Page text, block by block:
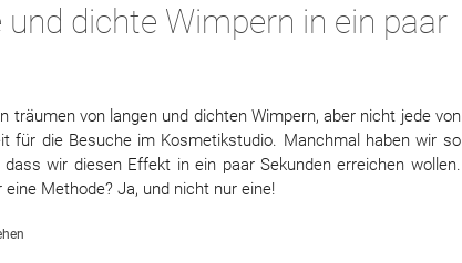
dichte Wimpern in ein paar
träumen von langen und dichten Wimpern, aber nicht jede von
für die Besuche im Kosmetikstudio. Manchmal haben wir so
dass wir diesen Effekt in ein paar Sekunden erreichen wollen.
eine Methode? Ja, und nicht nur eine!